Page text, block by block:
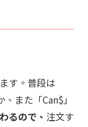
す。普段は
また「Can$」
るので、 注文す